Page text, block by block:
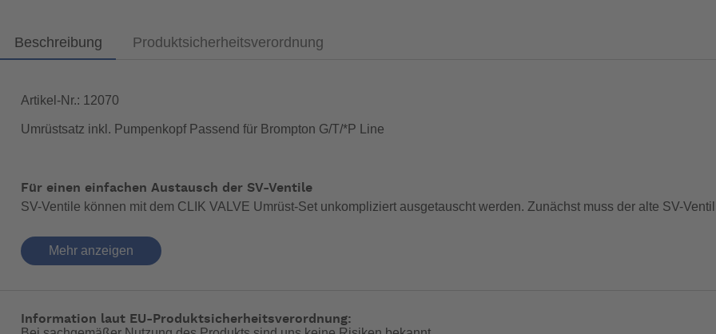
Beschreibung Produktsicherheitsverordnung
Artikel-Nr.: 12070
Umrüstsatz inkl. Pumpenkopf Passend für Brompton G/T/*P Line
Für einen einfachen Austausch der SV-Ventile
SV-Ventile können mit dem CLIK VALVE Umrüst-Set unkompliziert ausgetauscht werden. Zunächst muss der alte SV-
Inklusive SKS CLIK TEC-Pumpenkopf
2 Ventileinsätze SV
Mehr anzeigen
Information laut EU-Produktsicherheitsverordnung: